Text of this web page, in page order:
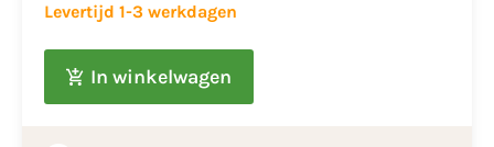
Levertijd 1-3 werkdagen
In winkelwagen